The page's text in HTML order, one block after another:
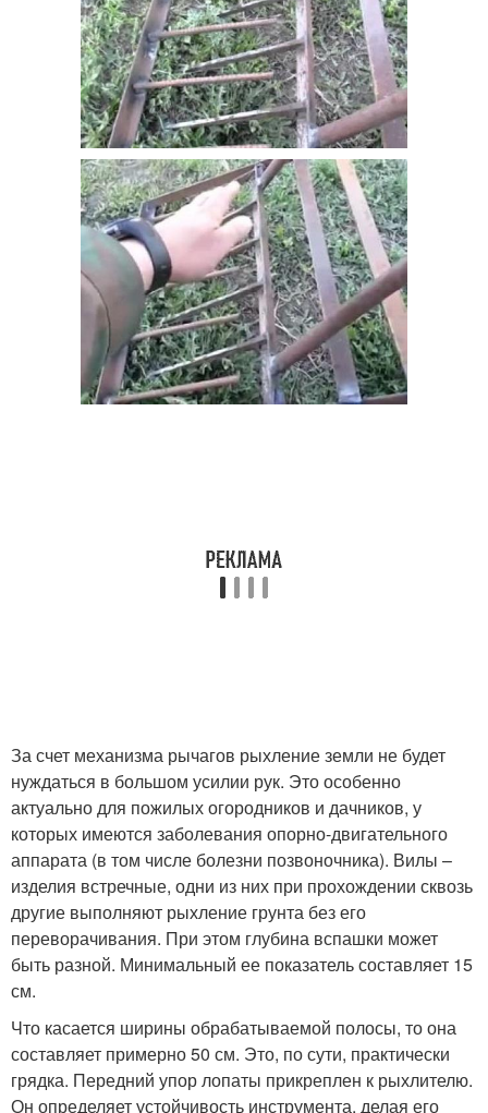
За счет механизма рычагов рыхление земли не будет
нуждаться в большом усилии рук. Это особенно
актуально для пожилых огородников и дачников, у
которых имеются заболевания опорно-двигательного
аппарата (в том числе болезни позвоночника). Вилы –
изделия встречные, одни из них при прохождении сквозь
другие выполняют рыхление грунта без его
переворачивания. При этом глубина вспашки может
быть разной. Минимальный ее показатель составляет 15
см.
Что касается ширины обрабатываемой полосы, то она
составляет примерно 50 см. Это, по сути, практически
грядка. Передний упор лопаты прикреплен к рыхлителю.
Он определяет устойчивость инструмента, делая его